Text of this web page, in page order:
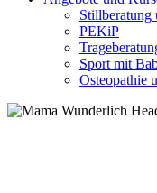
Stillberatung
PEKiP
Sport mit
Osteopathie